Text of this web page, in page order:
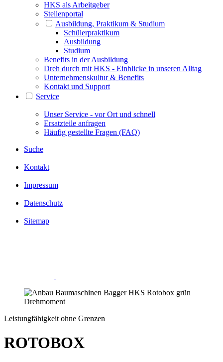
HKS als Arbeitgeber
Stellenportal
Ausbildung, Praktikum & Studium
Schülerpraktikum
Ausbildung
Studium
Benefits in der Ausbildung
Dreh durch mit HKS - Einblicke in unseren Alltag
Unternehmenskultur & Benefits
Kontakt und Support
Service
Unser Service - vor Ort und schnell
Ersatzteile anfragen
Häufig gestellte Fragen (FAQ)
Suche
Kontakt
Impressum
Datenschutz
Sitemap
Leistungfähigkeit ohne Grenzen
ROTOBOX